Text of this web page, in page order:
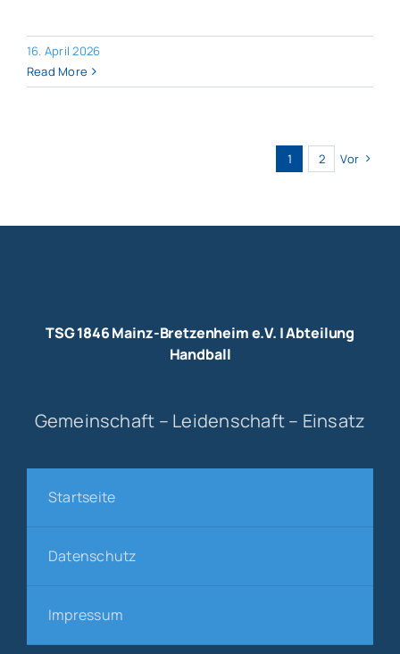
16. April 2026
Read More
1 2 Vor
TSG 1846 Mainz-Bretzenheim e.V. | Abteilung
Handball
Gemeinschaft – Leidenschaft – Einsatz
Startseite
Datenschutz
Impressum